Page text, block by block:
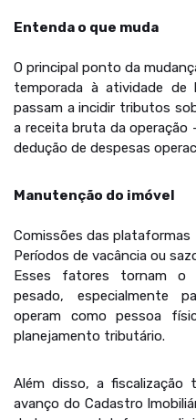
Entenda o que muda
O principal ponto da
temporada à atividade de
passam a incidir tributos
a receita bruta da operação
dedução de despesas
Manutenção do imóvel
Comissões das plataformas
Períodos de vacância ou
Esses fatores tornam o
pesado, especialmente
operam como pessoa
planejamento tributário.
Além disso, a fiscalização
avanço do Cadastro